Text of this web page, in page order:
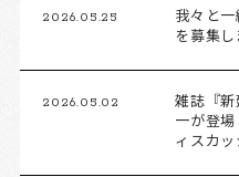
2026.05.25
我々と
を募集し
2026.05.02
雑誌『
一が登場
ィスカッ